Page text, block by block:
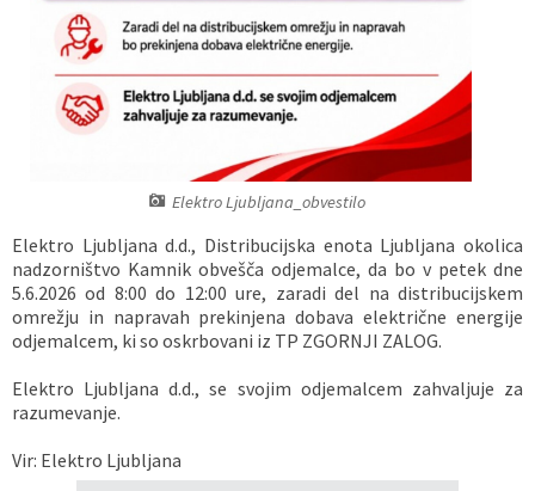
Elektro Ljubljana_obvestilo
Elektro Ljubljana d.d., Distribucijska enota Ljubljana okolica
nadzorništvo Kamnik obvešča odjemalce, da bo v petek dne
5.6.2026 od 8:00 do 12:00 ure, zaradi del na distribucijskem
omrežju in napravah prekinjena dobava električne energije
odjemalcem, ki so oskrbovani iz TP ZGORNJI ZALOG.
Elektro Ljubljana d.d., se svojim odjemalcem zahvaljuje za
razumevanje.
Vir: Elektro Ljubljana
Vaške skupnosti
Častno razsodišče
Gasilstvo, zaščita in reševanje
Načrt ravnanja s stvarnim premoženjem
Galerija slik
MojaObčina.si
Dokumenti v javni obravnavi